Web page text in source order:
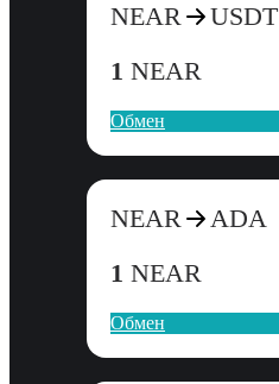
NEAR
USDT
1 NEAR
Обмен
NEAR
ADA
1 NEAR
Обмен